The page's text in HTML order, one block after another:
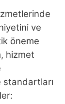
ve
öneme
hizmet